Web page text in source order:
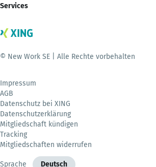
Services
© New Work SE | Alle Rechte vorbehalten
Impressum
AGB
Datenschutz bei XING
Datenschutzerklärung
Mitgliedschaft kündigen
Tracking
Mitgliedschaften widerrufen
Sprache Deutsch